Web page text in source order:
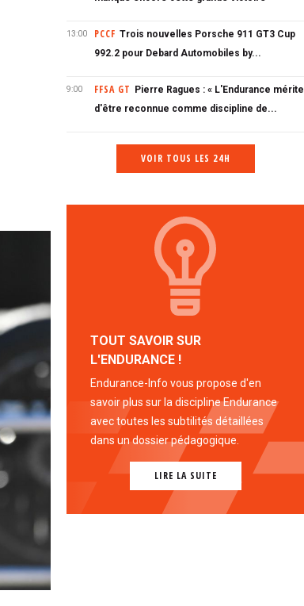
13:00 PCCF Trois nouvelles Porsche 911 GT3 Cup
992.2 pour Debard Automobiles by...
9:00 FFSA GT Pierre Ragues : « L'Endurance mérite
d'être reconnue comme discipline de...
VOIR TOUS LES 24H
TOUT SAVOIR SUR
L'ENDURANCE !
Endurance-Info vous propose d'en
savoir plus sur la discipline Endurance
avec toutes les subtilités détaillées
dans un dossier pédagogique.
LIRE LA SUITE